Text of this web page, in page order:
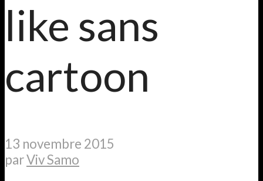
like sans
cartoon
13 novembre 2015
parViv Samo